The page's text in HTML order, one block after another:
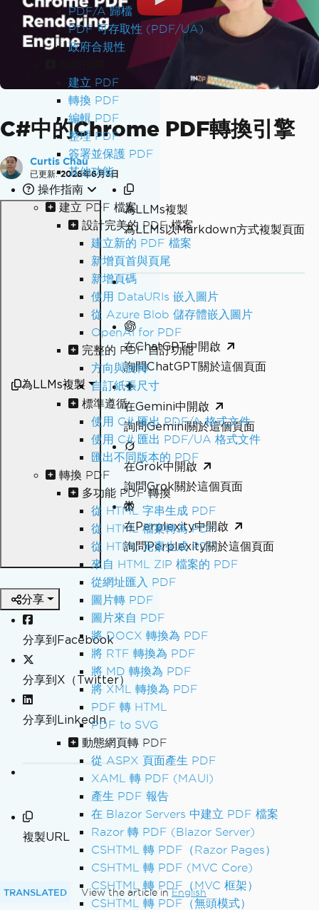
PDF/A 歸檔
PDF 可存取性 (PDF/UA)
政府合規性
建立 PDF
轉換 PDF
編輯 PDF
整理 PDF
簽署並保護 PDF
其他功能
操作指南
建立 PDF 檔案
設計完美的 PDF 檔案
建立新的 PDF 檔案
新增頁首與頁尾
新增頁碼
使用 DataURIs 嵌入圖片
從 Azure Blob 儲存體嵌入圖片
OpenAI for PDF
完整的 PDF 自訂功能
方向與旋轉
自訂紙張尺寸
標準遵循
使用 C# 匯出 PDF/A 格式文件
使用 C# 匯出 PDF/UA 格式文件
匯出不同版本的 PDF
轉換 PDF
多功能 PDF 轉換
從 HTML 字串生成 PDF
從 HTML 檔案轉為 PDF
從 HTML 元素生成 PDF
來自 HTML ZIP 檔案的 PDF
從網址匯入 PDF
圖片轉 PDF
圖片來自 PDF
將 DOCX 轉換為 PDF
將 RTF 轉換為 PDF
將 MD 轉換為 PDF
將 XML 轉換為 PDF
PDF 轉 HTML
PDF to SVG
動態網頁轉 PDF
從 ASPX 頁面產生 PDF
XAML 轉 PDF (MAUI)
產生 PDF 報告
在 Blazor Servers 中建立 PDF 檔案
Razor 轉 PDF (Blazor Server)
CSHTML 轉 PDF（Razor Pages）
CSHTML 轉 PDF (MVC Core)
CSHTML 轉 PDF（MVC 框架）
CSHTML 轉 PDF（無頭模式）
C#中的Chrome PDF轉換引擎
Curtis Chau
已更新: 2026年6月3日
為LLMs複製
為LLMs複製
為LLMs以Markdown方式複製頁面
在ChatGPT中開啟
詢問ChatGPT關於這個頁面
在Gemini中開啟
詢問Gemini關於這個頁面
在Grok中開啟
詢問Grok關於這個頁面
在Perplexity中開啟
詢問Perplexity關於這個頁面
分享
分享到Facebook
分享到X（Twitter）
分享到LinkedIn
複製URL
TRANSLATED View the article inEnglish